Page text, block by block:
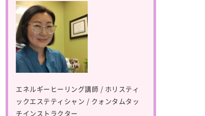
エネルギーヒーリング講師 / ホリスティ
ックエステティシャン / クォンタムタッ
チインストラクター